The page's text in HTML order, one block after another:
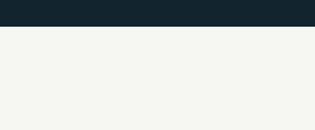
b
a